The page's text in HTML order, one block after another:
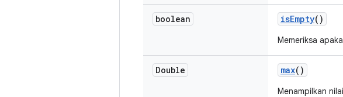
boolean isEmpty()
Memeriksa
Double max()
Menampilkan